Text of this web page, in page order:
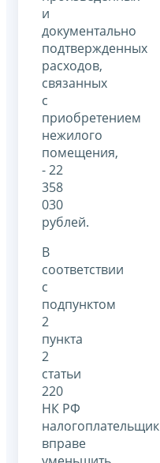
и
документально
подтвержденных
расходов,
связанных
с
приобретением
нежилого
помещения,
- 22
358
030
рублей.
В
соответствии
с
подпунктом
2
пункта
2
статьи
220
НК РФ
налогоплательщик
вправе